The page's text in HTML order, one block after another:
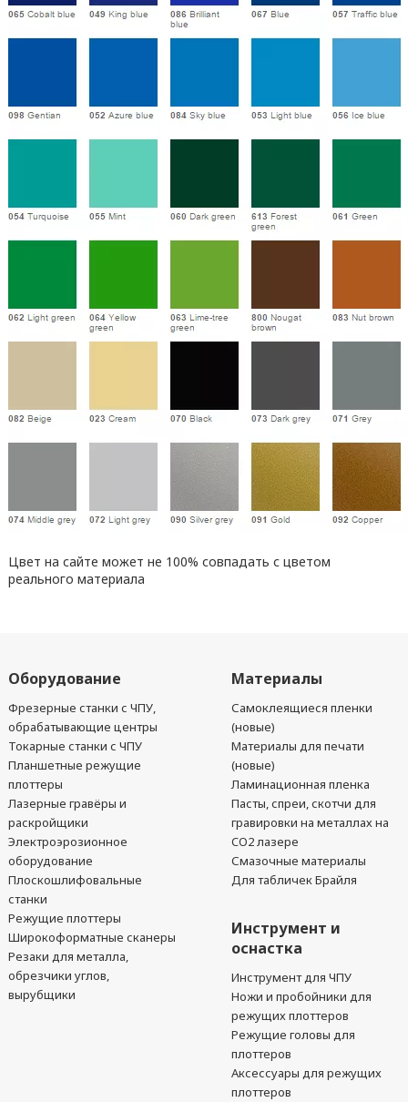
Цвет на сайте может не 100% совпадать с цветом
реального материала
Оборудование
Фрезерные станки с ЧПУ,
обрабатывающие центры
Токарные станки с ЧПУ
Планшетные режущие
плоттеры
Лазерные гравёры и
раскройщики
Электроэрозионное
оборудование
Плоскошлифовальные
станки
Режущие плоттеры
Широкоформатные сканеры
Резаки для металла,
обрезчики углов,
вырубщики
Материалы
Самоклеящиеся пленки
(новые)
Материалы для печати
(новые)
Ламинационная пленка
Пасты, спреи, скотчи для
гравировки на металлах на
CO2 лазере
Смазочные материалы
Для табличек Брайля
Инструмент и
оснастка
Инструмент для ЧПУ
Ножи и пробойники для
режущих плоттеров
Режущие головы для
плоттеров
Аксессуары для режущих
плоттеров